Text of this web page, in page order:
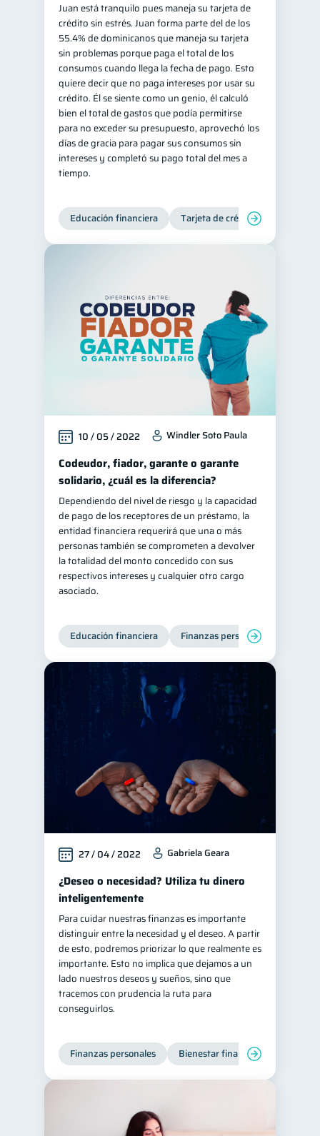
Juan está tranquilo pues maneja su tarjeta de
crédito sin estrés. Juan forma parte del de los
55.4% de dominicanos que maneja su tarjeta
sin problemas porque paga el total de los
consumos cuando llega la fecha de pago. Esto
quiere decir que no paga intereses por usar su
crédito. Él se siente como un genio, él calculó
bien el total de gastos que podía permitirse
para no exceder su presupuesto, aprovechó los
días de gracia para pagar sus consumos sin
intereses y completó su pago total del mes a
tiempo.
Educación financiera Tarjeta de crédito
10 / 05 / 2022 Windler Soto Paula
Codeudor, fiador, garante o garante
solidario, ¿cuál es la diferencia?
Dependiendo del nivel de riesgo y la capacidad
de pago de los receptores de un préstamo, la
entidad financiera requerirá que una o más
personas también se comprometen a devolver
la totalidad del monto concedido con sus
respectivos intereses y cualquier otro cargo
asociado.
Educación financiera Finanzas personales
27 / 04 / 2022 Gabriela Geara
¿Deseo o necesidad? Utiliza tu dinero
inteligentemente
Para cuidar nuestras finanzas es importante
distinguir entre la necesidad y el deseo. A partir
de esto, podremos priorizar lo que realmente es
importante. Esto no implica que dejamos a un
lado nuestros deseos y sueños, sino que
tracemos con prudencia la ruta para
conseguirlos.
Finanzas personales Bienestar financiero